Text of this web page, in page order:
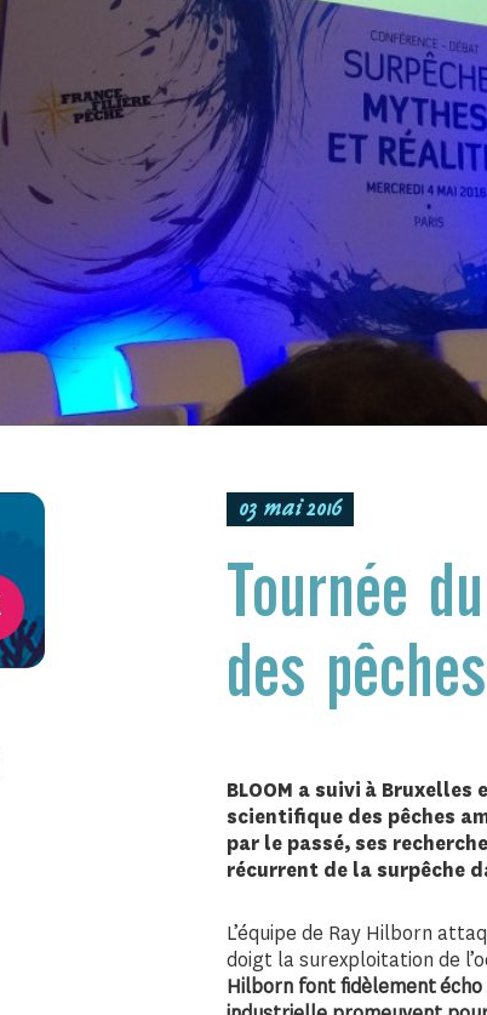
03 mai 2016
Tournée
des
BLOOM a suivi à
scientifique des pêches
par le passé, ses
récurrent de la surpêche
L’équipe de Ray Hilborn
doigt la surexploitation de
Hilborn font fidèlement